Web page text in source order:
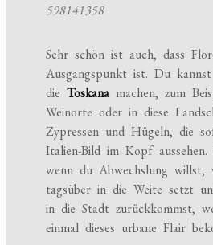
598141358
Sehr schön ist auch, dass
Ausgangspunkt ist. Du
dieToskanamachen, zum
Weinorte oder in diese
Zypressen und Hügeln, die
Italien-Bild im Kopf
wenn du Abwechslung willst,
tagsüber in die Weite setzt
in die Stadt zurückkommst,
einmal dieses urbane Flair